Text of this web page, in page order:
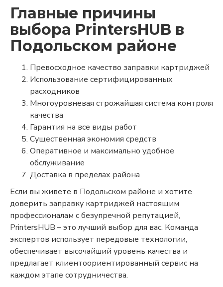
Главные причины
выбора PrintersHUB в
Подольском районе
Превосходное качество заправки картриджей
Использование сертифицированных
расходников
Многоуровневая строжайшая система контроля
качества
Гарантия на все виды работ
Существенная экономия средств
Оперативное и максимально удобное
обслуживание
Доставка в пределах района
Если вы живете в Подольском районе и хотите
доверить заправку картриджей настоящим
профессионалам с безупречной репутацией,
PrintersHUB – это лучший выбор для вас. Команда
экспертов использует передовые технологии,
обеспечивает высочайший уровень качества и
предлагает клиентоориентированный сервис на
каждом этапе сотрудничества.